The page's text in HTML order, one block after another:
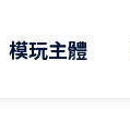
模玩主體